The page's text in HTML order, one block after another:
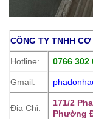
CÔNG TY TNHH
Hotline: 0766 302
Gmail:
Địa Chỉ:
171/2
Phường